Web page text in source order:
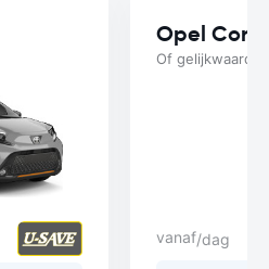
Opel
Of gelijkwaardig
vanaf/dag